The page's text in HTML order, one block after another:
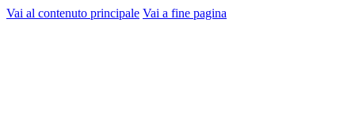
Vai al contenuto principale Vai a fine pagina